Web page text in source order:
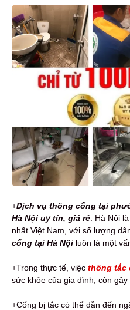
+Dịch vụ thông cống tại
Hà Nội uy tín, giá rẻ . Hà Nội
nhất Việt Nam, với số lượng
cống tại Hà Nội luôn là một
+Trong thực tế, việc thông tắc
sức khỏe của gia đình, còn
+Cống bị tắc có thể dẫn đến